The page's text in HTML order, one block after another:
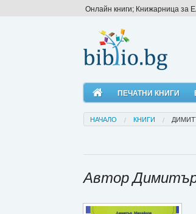
Онлайн книги; Книжарница за
ПЕЧАТНИ КНИГИ
НАЧАЛО КНИГИ
Автор